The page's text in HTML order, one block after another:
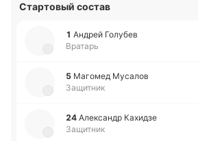
Стартовый состав
1 Андрей Го­лу­бев
Вратарь
5 Ма­го­мед Му­са­лов
Защитник
24 Але­ксандр Ка­хи­дзе
Защитник